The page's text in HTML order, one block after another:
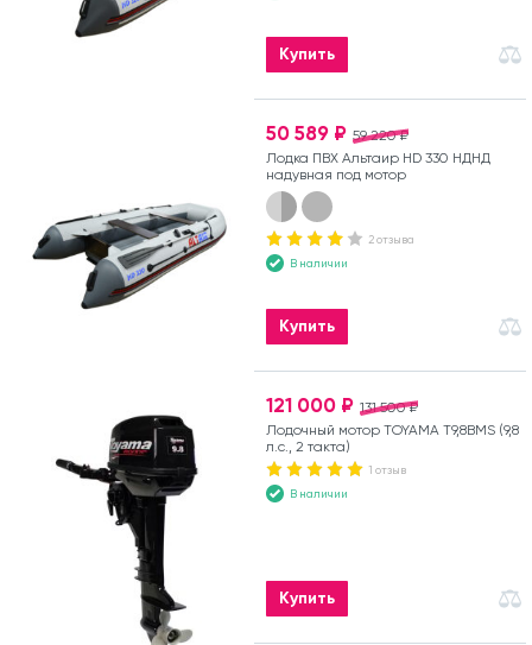
Купить
59 220 ₽
50 589 ₽
Лодка ПВХ Альтаир HD 330 НДНД
надувная под мотор
2 отзыва
В наличии
Купить
131 500 ₽
121 000 ₽
Лодочный мотор TOYAMA T9,8BMS (9,8
л.с., 2 такта)
1 отзыв
В наличии
Купить